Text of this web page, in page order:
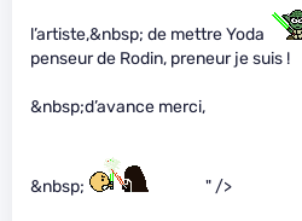
l’artiste,&nbsp; de mettre Yoda
penseur de Rodin, preneur je suis !
&nbsp;d’avance merci,
&nbsp; " />